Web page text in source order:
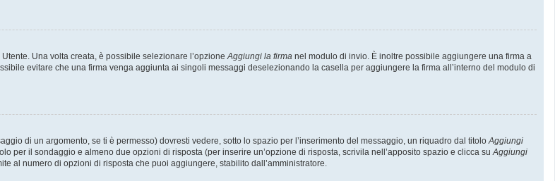
Una volta creata, è possibile selezionare l’opzioneAggiungi la firma nel modulo di invio. È inoltre possibile aggiungere una firma a
evitare che una firma venga aggiunta ai singoli messaggi deselezionando la casella per aggiungere la firma all’interno del modulo di
di un argomento, se ti è permesso) dovresti vedere, sotto lo spazio per l’inserimento del messaggio, un riquadro dal titoloAggiungi
per il sondaggio e almeno due opzioni di risposta (per inserire un’opzione di risposta, scrivila nell’apposito spazio e clicca suAggiungi
al numero di opzioni di risposta che puoi aggiungere, stabilito dall’amministratore.